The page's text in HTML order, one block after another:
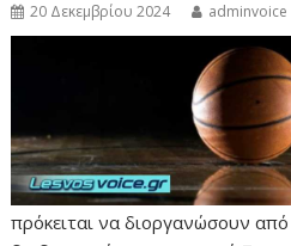
20 Δεκεμβρίου 2024 adminvoice
πρόκειται να διοργανώσουν